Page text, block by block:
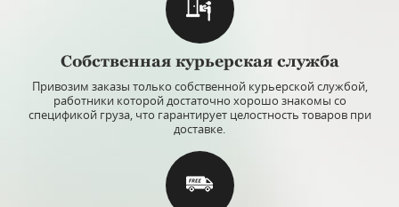
Собственная курьерская служба
Привозим заказы только собственной курьерской службой,
работники которой достаточно хорошо знакомы со
спецификой груза, что гарантирует целостность товаров при
доставке.